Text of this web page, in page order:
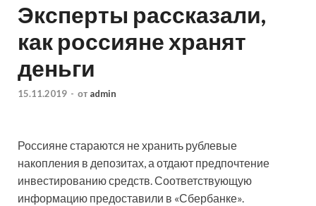
Эксперты рассказали,
как россияне хранят
деньги
15.11.2019 - от admin
Россияне стараются не хранить рублевые
накопления в депозитах, а отдают предпочтение
инвестированию средств. Соответствующую
информацию предоставили в «Сбербанке».